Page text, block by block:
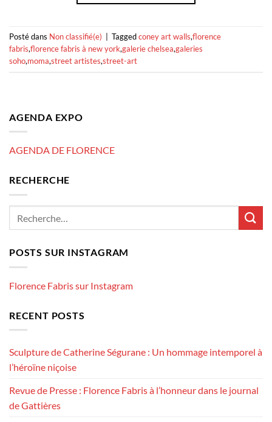
Posté dans Non classifié(e) Taggedconey art walls,florence
fabris,florence fabris à new york,galerie chelsea,galeries
soho,moma,street artistes,street-art
AGENDA EXPO
AGENDA DE FLORENCE
RECHERCHE
POSTS SUR INSTAGRAM
Florence Fabris sur Instagram
RECENT POSTS
Sculpture de Catherine Ségurane : Un hommage intemporel à
l’héroïne niçoise
Revue de Presse : Florence Fabris à l’honneur dans le journal
de Gattières